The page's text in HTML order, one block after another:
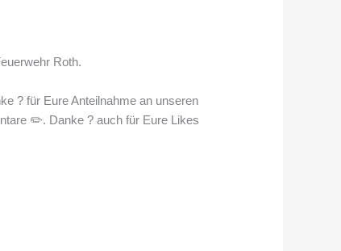
Roth.
? für Eure Anteilnahme an unseren
✏️. Danke? auch für Eure Likes